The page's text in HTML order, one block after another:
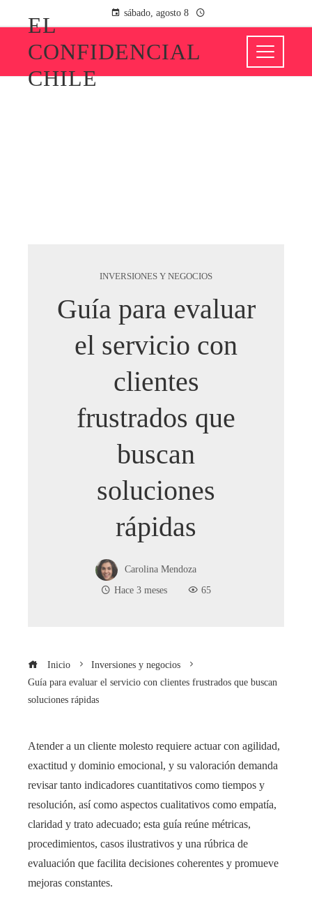
sábado, agosto 8
EL
CONFIDENCIAL
CHILE
INVERSIONES Y NEGOCIOS
Guía para evaluar
el servicio con
clientes
frustrados que
buscan
soluciones
rápidas
Carolina Mendoza
Hace 3 meses
65
Inicio
Inversiones y negocios
Guía para evaluar el servicio con clientes frustrados que buscan
soluciones rápidas
Atender a un cliente molesto requiere actuar con agilidad,
exactitud y dominio emocional, y su valoración demanda
revisar tanto indicadores cuantitativos como tiempos y
resolución, así como aspectos cualitativos como empatía,
claridad y trato adecuado; esta guía reúne métricas,
procedimientos, casos ilustrativos y una rúbrica de
evaluación que facilita decisiones coherentes y promueve
mejoras constantes.